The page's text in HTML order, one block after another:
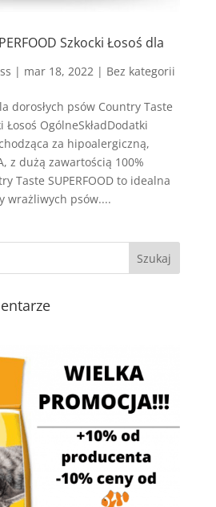
Szkocki Łosoś dla
| mar 18, 2022| Bez kategorii
dorosłych psów Country Taste
Łosoś OgólneSkładDodatki
za hipoalergiczną,
z dużą zawartością 100%
Taste SUPERFOOD to idealna
wrażliwych psów....